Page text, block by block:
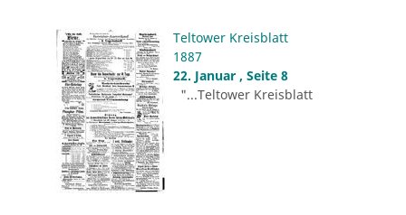
Teltower Kreisblatt
1887
22. Januar , Seite 8
"...Teltower Kreisblatt